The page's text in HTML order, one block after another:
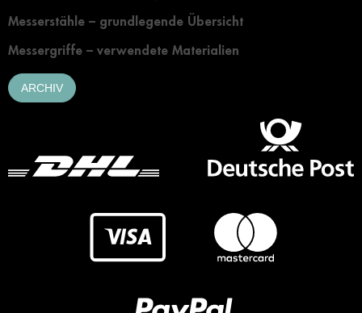
Messerstähle – grundlegende Übersicht
Messergriffe – verwendete Materialien
ARCHIV